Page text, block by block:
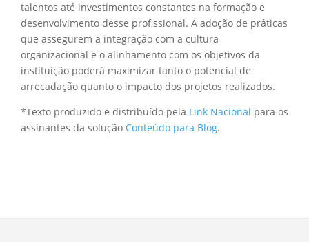
talentos até investimentos constantes na formação e
desenvolvimento desse profissional. A adoção de práticas
que assegurem a integração com a cultura
organizacional e o alinhamento com os objetivos da
instituição poderá maximizar tanto o potencial de
arrecadação quanto o impacto dos projetos realizados.
*Texto produzido e distribuído pela Link Nacional para os
assinantes da solução Conteúdo para Blog.